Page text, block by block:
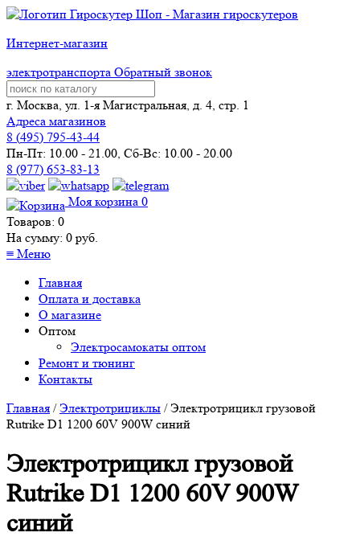
Интернет-магазин
электротранспорта Обратный звонок
г. Москва, ул. 1-я Магистральная, д. 4, стр. 1
Адреса магазинов
8 (495) 795-43-44
Пн-Пт: 10.00 - 21.00, Сб-Вс: 10.00 - 20.00
8 (977) 653-83-13
Моя корзина 0
Товаров: 0
На сумму: 0 руб.
≡ Меню
Главная
Оплата и доставка
О магазине
Оптом
Электросамокаты оптом
Ремонт и тюнинг
Контакты
Главная /Электротрициклы /Электротрицикл грузовой
Rutrike D1 1200 60V 900W синий
Электротрицикл грузовой
Rutrike D1 1200 60V 900W
синий